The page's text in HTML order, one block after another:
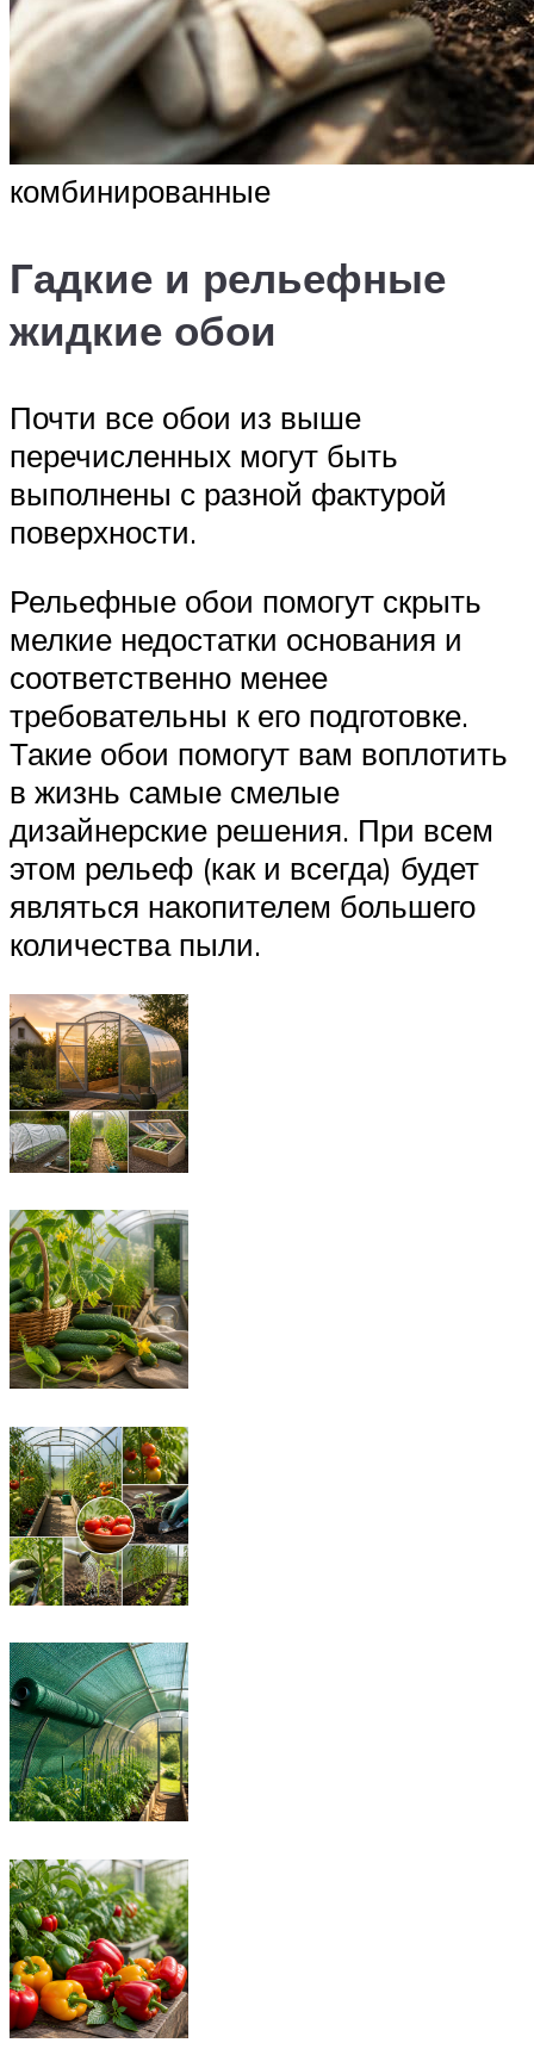
комбинированные
Гадкие и рельефные
жидкие обои
Почти все обои из выше
перечисленных могут быть
выполнены с разной фактурой
поверхности.
Рельефные обои помогут скрыть
мелкие недостатки основания и
соответственно менее
требовательны к его подготовке.
Такие обои помогут вам воплотить
в жизнь самые смелые
дизайнерские решения. При всем
этом рельеф (как и всегда) будет
являться накопителем большего
количества пыли.